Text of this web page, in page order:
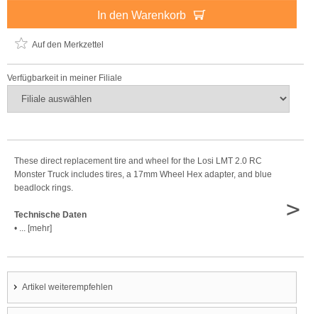
In den Warenkorb
Auf den Merkzettel
Verfügbarkeit in meiner Filiale
These direct replacement tire and wheel for the Losi LMT 2.0 RC
Monster Truck includes tires, a 17mm Wheel Hex adapter, and blue
beadlock rings.
Technische Daten
• ... [mehr]
>
Artikel weiterempfehlen